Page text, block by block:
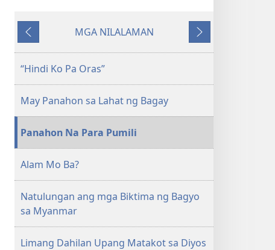
Nauna
MGA NILALAMAN
Susunod
“Hindi Ko Pa Oras”
May Panahon sa Lahat ng Bagay
Panahon Na Para Pumili
Alam Mo Ba?
Natulungan ang mga Biktima ng Bagyo
sa Myanmar
Limang Dahilan Upang Matakot sa Diyos